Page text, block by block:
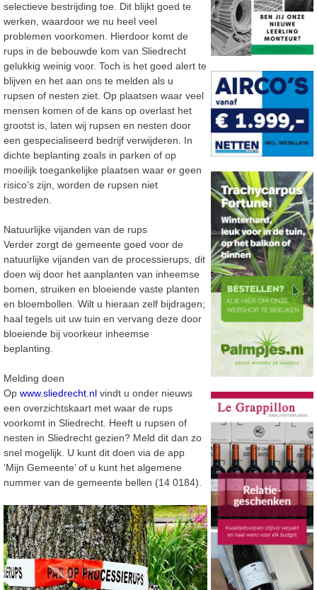
selectieve bestrijding toe. Dit blijkt goed te
werken, waardoor we nu heel veel
problemen voorkomen. Hierdoor komt de
rups in de bebouwde kom van Sliedrecht
gelukkig weinig voor. Toch is het goed alert te
blijven en het aan ons te melden als u
rupsen of nesten ziet. Op plaatsen waar veel
mensen komen of de kans op overlast het
grootst is, laten wij rupsen en nesten door
een gespecialiseerd bedrijf verwijderen. In
dichte beplanting zoals in parken of op
moeilijk toegankelijke plaatsen waar er geen
risico’s zijn, worden de rupsen niet
bestreden.
Natuurlijke vijanden van de rups
Verder zorgt de gemeente goed voor de
natuurlijke vijanden van de processierups, dit
doen wij door het aanplanten van inheemse
bomen, struiken en bloeiende vaste planten
en bloembollen. Wilt u hieraan zelf bijdragen;
haal tegels uit uw tuin en vervang deze door
bloeiende bij voorkeur inheemse
beplanting.
Melding doen
Op www.sliedrecht.nl vindt u onder nieuws
een overzichtskaart met waar de rups
voorkomt in Sliedrecht. Heeft u rupsen of
nesten in Sliedrecht gezien? Meld dit dan zo
snel mogelijk. U kunt dit doen via de app
‘Mijn Gemeente’ of u kunt het algemene
nummer van de gemeente bellen (14 0184).